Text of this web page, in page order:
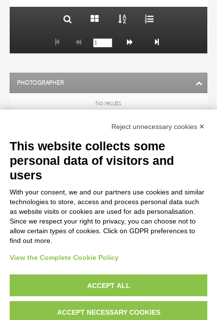
PHOTOGRAPHER
No results
TITLE
MATERIAL AND TECHNIQUE
CENTURY
diritto d’autore, legge 22 aprile 1941 n. 633. I diritti degli autori, degli artisti e
dei fotografi che hanno realizzato le opere e le immagini, degli enti e delle
istituzioni che ne sono proprietari, sono riservati. Si vieta quindi la
Reject unnecessary cookies ✕
This website collects some
personal data of visitors and
users
With your consent, we and our partners use cookies and similar
technologies to store, access and process personal data such
as website visits or cookies are used for ads personalisation.
Since we respect your right to privacy, you can choose not to
allow certain types of cookies. Click on GDPR preferences to
find out more.
View the Complete Cookie Policy
ACCEPT ALL
ACCEPT NECESSARY COOKIES